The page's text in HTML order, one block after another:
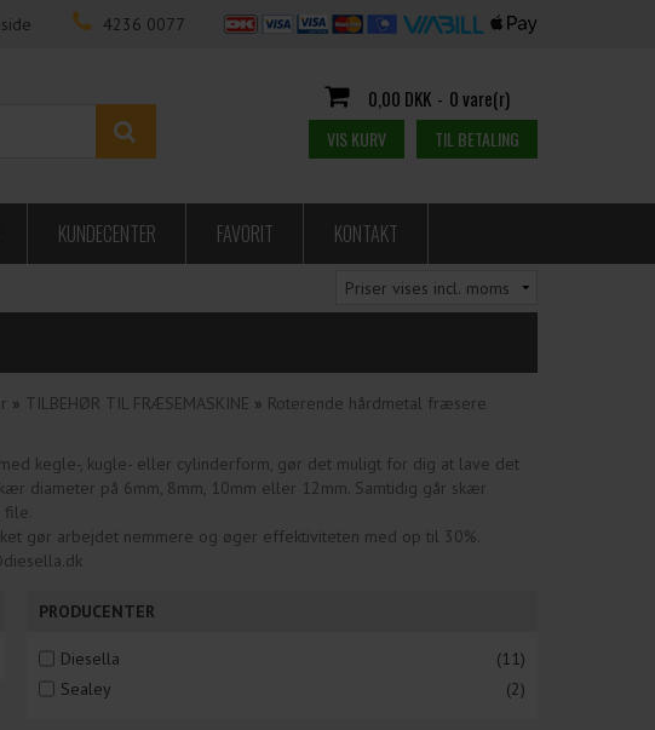
4236 0077
0,00 DKK - 0 vare(r)
VIS KURV TIL BETALING
KUNDECENTER FAVORIT KONTAKT
» TILBEHØR TIL FRÆSEMASKINE » Roterende hårdmetal fræsere
kegle-, kugle- eller cylinderform, gør det muligt for dig at lave det
diameter på 6mm, 8mm, 10mm eller 12mm. Samtidig går skær
file.
gør arbejdet nemmere og øger effektiviteten med op til 30%.
PRODUCENTER
Diesella
(11)
Sealey
(2)